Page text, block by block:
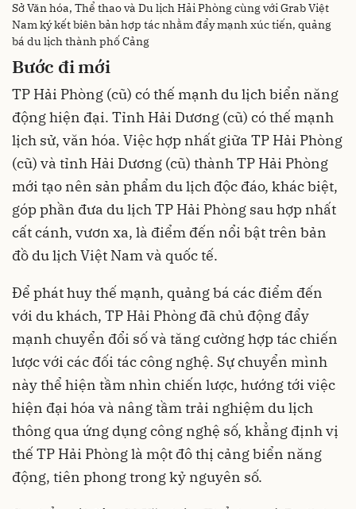
Sở Văn hóa, Thể thao và Du lịch Hải Phòng cùng với Grab Việt
Nam ký kết biên bản hợp tác nhằm đẩy mạnh xúc tiến, quảng
bá du lịch thành phố Cảng
Bước đi mới
TP Hải Phòng (cũ) có thế mạnh du lịch biển năng
động hiện đại. Tỉnh Hải Dương (cũ) có thế mạnh
lịch sử, văn hóa. Việc hợp nhất giữa TP Hải Phòng
(cũ) và tỉnh Hải Dương (cũ) thành TP Hải Phòng
mới tạo nên sản phẩm du lịch độc đáo, khác biệt,
góp phần đưa du lịch TP Hải Phòng sau hợp nhất
cất cánh, vươn xa, là điểm đến nổi bật trên bản
đồ du lịch Việt Nam và quốc tế.
Để phát huy thế mạnh, quảng bá các điểm đến
với du khách, TP Hải Phòng đã chủ động đẩy
mạnh chuyển đổi số và tăng cường hợp tác chiến
lược với các đối tác công nghệ. Sự chuyển mình
này thể hiện tầm nhìn chiến lược, hướng tới việc
hiện đại hóa và nâng tầm trải nghiệm du lịch
thông qua ứng dụng công nghệ số, khẳng định vị
thế TP Hải Phòng là một đô thị cảng biển năng
động, tiên phong trong kỷ nguyên số.